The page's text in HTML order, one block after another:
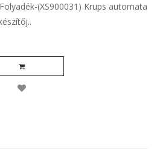
(XS900031) Krups automata